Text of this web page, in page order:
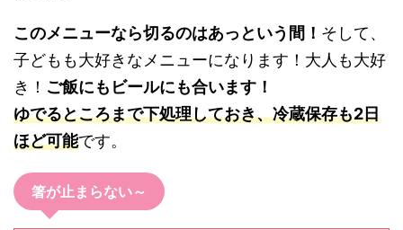
このメニューなら切るのはあっという間！ そして、
子どもも大好きなメニューになります！大人も大好
き！ ご飯にもビールにも合います！
ゆでるところまで下処理しておき、冷蔵保存も2日
ほど可能です。
箸が止まらない～